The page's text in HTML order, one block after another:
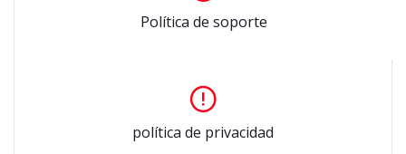
Política de soporte
política de privacidad